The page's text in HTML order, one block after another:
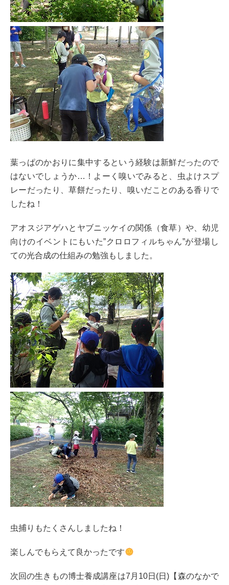
葉っぱのかおりに集中するという経験は新鮮だったので
はないでしょうか…！よーく嗅いでみると、虫よけスプ
レーだったり、草餅だったり、嗅いだことのある香りで
したね！
アオスジアゲハとヤブニッケイの関係（食草）や、幼児
向けのイベントにもいた”クロロフィルちゃん”が登場し
ての光合成の仕組みの勉強もしました。
虫捕りもたくさんしましたね！
楽しんでもらえて良かったです
次回の生きもの博士養成講座は7月10日(日)【森のなかで